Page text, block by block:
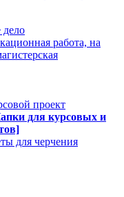
дело
работа, на
проект
для курсовых и
для черчения